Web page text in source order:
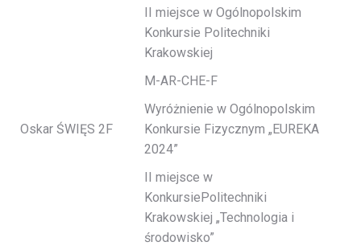
Oskar ŚWIĘS 2F
II miejsce w Ogólnopolskim
Konkursie Politechniki
Krakowskiej
M-AR-CHE-F
Wyróżnienie w Ogólnopolskim
Konkursie Fizycznym „EUREKA
2024”
II miejsce w
KonkursiePolitechniki
Krakowskiej „Technologia i
środowisko”